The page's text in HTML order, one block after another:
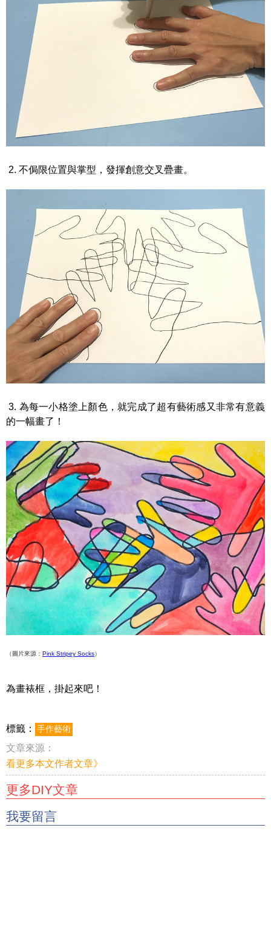
2. 不侷限位置與掌型，發揮創意交叉疊畫。
3. 為每一小格塗上顏色，就完成了超有藝術感又非常有意義
的一幅畫了！
（圖片來源： Pink Stripey Socks）
為畫裱框，掛起來吧！
標籤： 手作藝術
文章來源：
看更多本文作者文章》
更多DIY文章
我要留言